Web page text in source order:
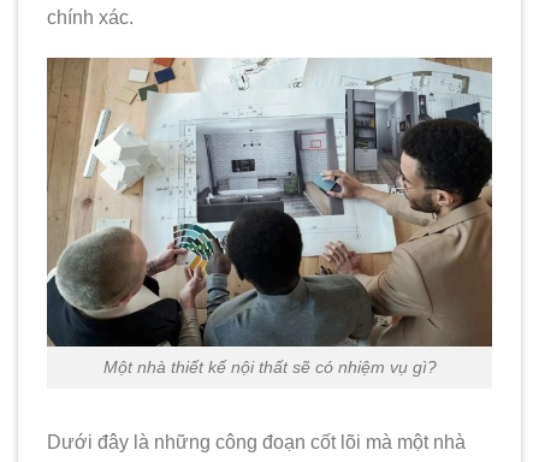
chính xác.
Một nhà thiết kế nội thất sẽ có nhiệm vụ gì?
Dưới đây là những công đoạn cốt lõi mà một nhà